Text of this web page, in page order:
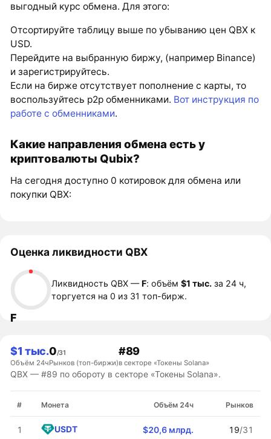
выгодный курс обмена. Для этого:
Отсортируйте таблицу выше по убыванию цен QBX к
USD.
Перейдите на выбранную биржу, (например Binance)
и зарегистрируйтесь.
Если на бирже отсутствует пополнение с карты, то
воспользуйтесь p2p обменниками. Вот инструкция по
работе с обменниками.
Какие направления обмена есть у
криптовалюты Qubix?
На сегодня доступно 0 котировок для обмена или
покупки QBX:
Оценка ликвидности QBX
F
Ликвидность QBX —F: объём$1 тыс. за 24 ч,
торгуется на 0 из 31 топ-бирж.
$1 тыс.
Объём 24ч
0/31
Рынков (топ-биржи)
#89
в секторе «Токены Solana»
QBX — #89 по обороту в секторе «Токены Solana».
# Монета Объём 24ч Рынков
1 USDT $20,6 млрд. 19/31